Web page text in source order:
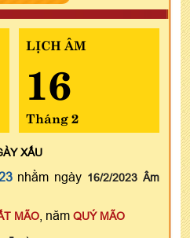
LỊCH ÂM
16
Tháng 2
XẤU
nhằm ngày 16/2/2023 Âm
MÃO , năm QUÝ MÃO